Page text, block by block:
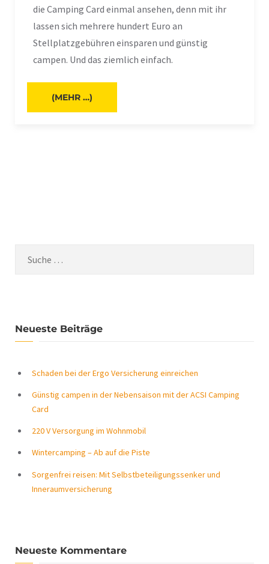
die Camping Card einmal ansehen, denn mit ihr
lassen sich mehrere hundert Euro an
Stellplatzgebühren einsparen und günstig
campen. Und das ziemlich einfach.
(MEHR …)
Neueste Beiträge
Schaden bei der Ergo Versicherung einreichen
Günstig campen in der Nebensaison mit der ACSI Camping
Card
220 V Versorgung im Wohnmobil
Wintercamping – Ab auf die Piste
Sorgenfrei reisen: Mit Selbstbeteiligungssenker und
Inneraumversicherung
Neueste Kommentare